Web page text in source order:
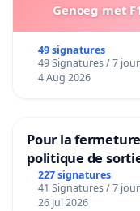
Genoeg met
49 signatures
49 Signatures / 7
4 Aug 2026
Pour la
politique de
227 signatures
41 Signatures / 7
26 Jul 2026